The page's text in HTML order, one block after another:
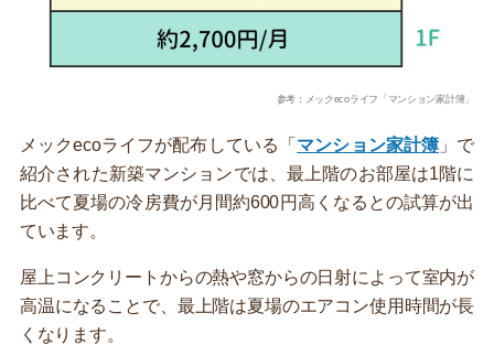
参考：メックecoライフ「マンション家計簿」
メックecoライフが配布している「 マンション家計簿 」で
紹介された新築マンションでは、最上階のお部屋は1階に
比べて夏場の冷房費が月間約600円高くなるとの試算が出
ています。
屋上コンクリートからの熱や窓からの日射によって室内が
高温になることで、最上階は夏場のエアコン使用時間が長
くなります。